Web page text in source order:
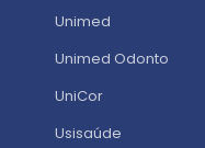
Unimed
Unimed Odonto
UniCor
Usisaúde